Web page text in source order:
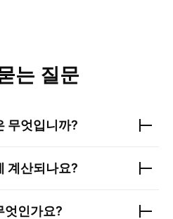
는 질문
무엇입니까?
계산되나요?
엇인가요?